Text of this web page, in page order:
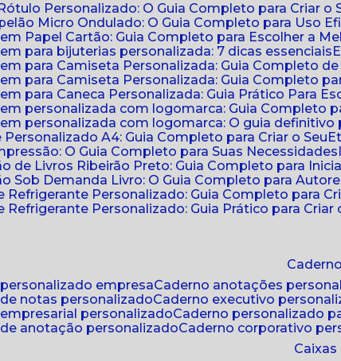
Rótulo Personalizado: O Guia Completo para Criar o
Micro Ondulado: O Guia Completo para Uso
Papel Cartão: Guia Completo para Escolher a
para bijuterias personalizada: 7 dicas essenciais
para Camiseta Personalizada: Guia Completo
para Camiseta Personalizada: Guia Completo
para Caneca Personalizada: Guia Prático Para
personalizada com logomarca: Guia Completo
personalizada com logomarca: O guia definitivo
Personalizado A4: Guia Completo para Criar o Seu
O Guia Completo para Suas Necessidades
de Livros Ribeirão Preto: Guia Completo para
Sob Demanda Livro: O Guia Completo para
Refrigerante Personalizado: Guia Completo para
Refrigerante Personalizado: Guia Prático para Criar
personalizado empresa
caderno anotações
de notas personalizado
caderno executivo
empresarial personalizado
caderno personalizado
de anotação personalizado
caderno corporativo